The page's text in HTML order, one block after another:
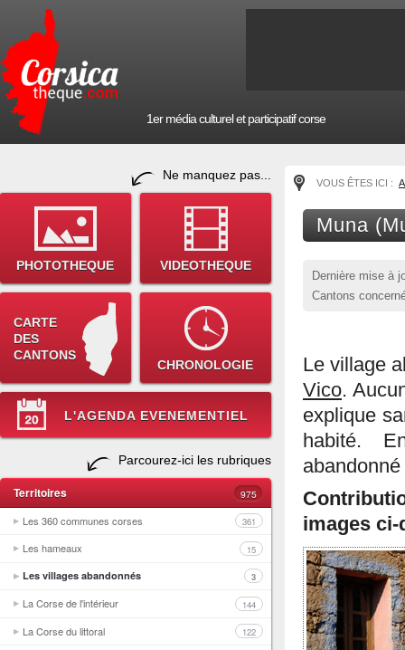
1er média culturel et participatif corse
Ne manquez pas...
PHOTOTHEQUE VIDEOTHEQUE
CARTE
DES
CANTONS
CHRONOLOGIE
L'AGENDA EVENEMENTIEL
Parcourez-ici les rubriques
Territoires 975
Les 360 communes corses 361
Les hameaux 15
Les villages abandonnés 3
La Corse de l'intérieur 144
La Corse du littoral 122
VOUS ÊTES ICI :
Muna
Dernière mise à
Cantons
Le village
Vico.
explique
habité.
images